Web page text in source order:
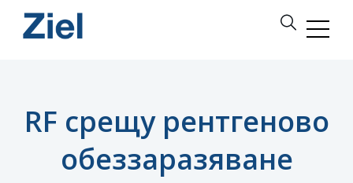
RF срещу рентгеново
обеззаразяване